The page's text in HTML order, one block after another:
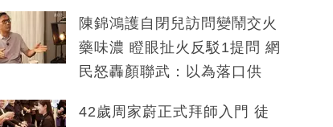
陳錦鴻護自閉兒訪問變鬧交火
藥味濃 瞪眼扯火反駁1提問 網
民怒轟顏聯武：以為落口供
42歲周家蔚正式拜師入門 徒